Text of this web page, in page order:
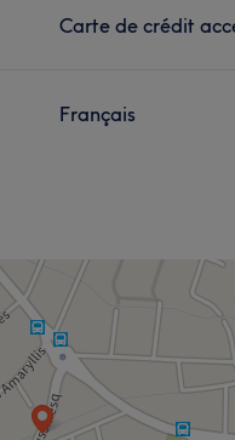
Carte de crédit
Français